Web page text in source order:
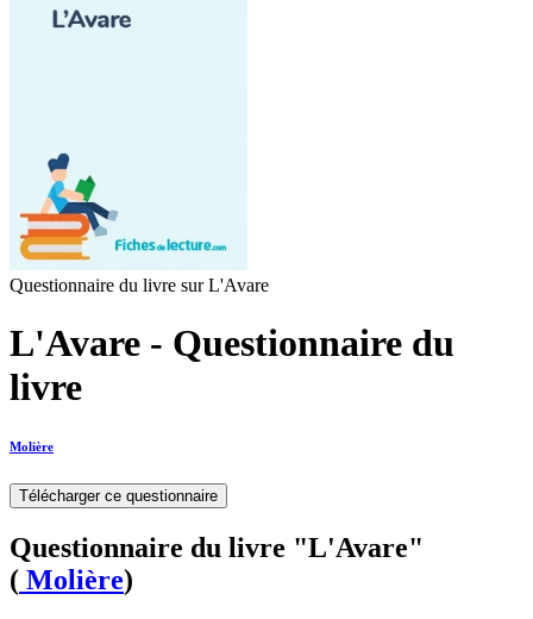
Questionnaire du livre sur L'Avare
L'Avare - Questionnaire du
livre
Molière
Télécharger ce questionnaire
Questionnaire du livre "L'Avare"
( Molière)